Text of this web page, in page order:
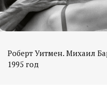
Роберт Уитмен. Михаил
1995 год